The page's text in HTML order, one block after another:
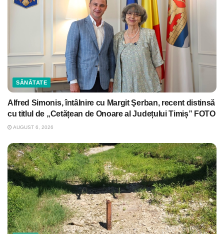
SĂNĂTATE
Alfred Simonis, întâlnire cu Margit Şerban, recent distinsă
cu titlul de „Cetățean de Onoare al Județului Timiș” FOTO
AUGUST 6, 2026